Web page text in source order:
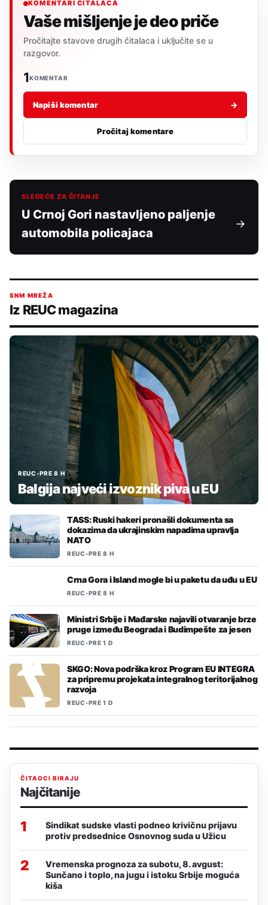
KOMENTARI ČITALACA
Vaše mišljenje je deo priče
Pročitajte stavove drugih čitalaca i uključite se u
razgovor.
1KOMENTAR
Napiši komentar →
Pročitaj komentare
SLEDEĆE ZA ČITANJE
U Crnoj Gori nastavljeno paljenje
automobila policajaca
SNM MREŽA
Iz REUC magazina
REUC•PRE 8 H
Balgija najveći izvoznik piva u EU
TASS: Ruski hakeri pronašli dokumenta sa
dokazima da ukrajinskim napadima upravlja
NATO
REUC•PRE 8 H
Crna Gora i Island mogle bi u paketu da uđu u EU
REUC•PRE 8 H
Ministri Srbije i Mađarske najavili otvaranje brze
pruge između Beograda i Budimpešte za jesen
REUC•PRE 1 D
SKGO: Nova podrška kroz Program EU INTEGRA
za pripremu projekata integralnog teritorijalnog
razvoja
REUC•PRE 1 D
ČITAOCI BIRAJU
Najčitanije
1
Sindikat sudske vlasti podneo krivičnu prijavu
protiv predsednice Osnovnog suda u Užicu
2
Vremenska prognoza za subotu, 8. avgust:
Sunčano i toplo, na jugu i istoku Srbije moguća
kiša